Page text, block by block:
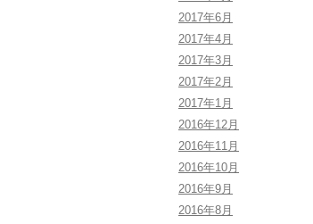
2017年6月
2017年4月
2017年3月
2017年2月
2017年1月
2016年12月
2016年11月
2016年10月
2016年9月
2016年8月